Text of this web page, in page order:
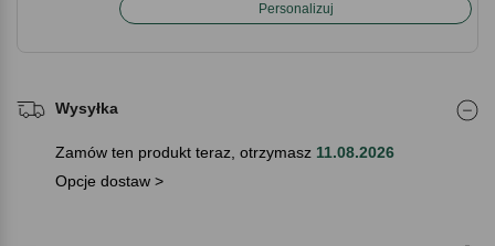
Personalizuj
Wysyłka
Zamów ten produkt teraz, otrzymasz 11.08.2026
Opcje dostaw >